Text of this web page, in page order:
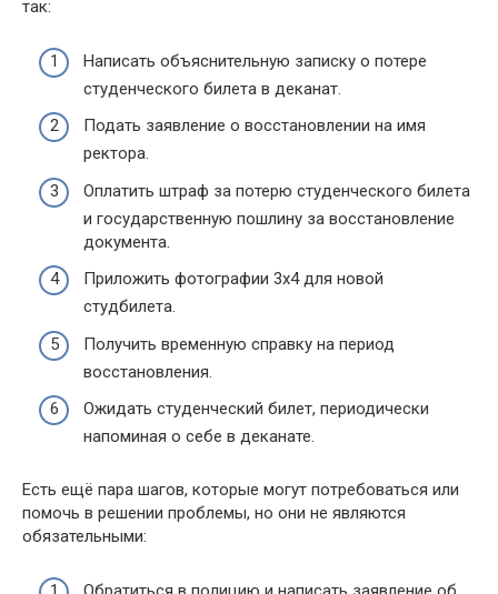
так:
Написать объяснительную записку о потере
студенческого билета в деканат.
Подать заявление о восстановлении на имя
ректора.
Оплатить штраф за потерю студенческого билета
и государственную пошлину за восстановление
документа.
Приложить фотографии 3х4 для новой
студбилета.
Получить временную справку на период
восстановления.
Ожидать студенческий билет, периодически
напоминая о себе в деканате.
Есть ещё пара шагов, которые могут потребоваться или
помочь в решении проблемы, но они не являются
обязательными: